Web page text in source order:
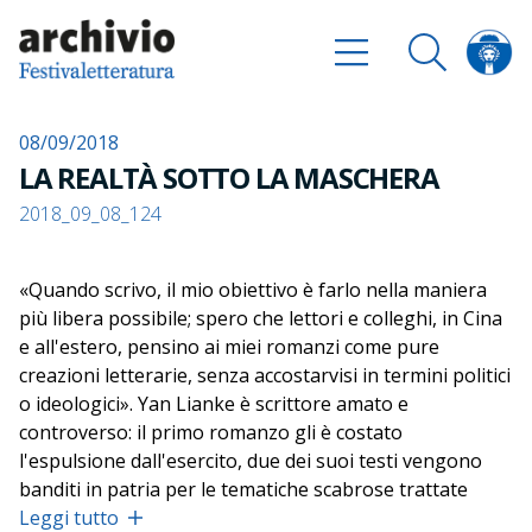
08/09/2018
LA REALTÀ SOTTO LA MASCHERA
2018_09_08_124
«Quando scrivo, il mio obiettivo è farlo nella maniera
più libera possibile; spero che lettori e colleghi, in Cina
e all'estero, pensino ai miei romanzi come pure
creazioni letterarie, senza accostarvisi in termini politici
o ideologici». Yan Lianke è scrittore amato e
controverso: il primo romanzo gli è costato
l'espulsione dall'esercito, due dei suoi testi vengono
banditi in patria per le tematiche scabrose trattate
(Servire il popolo
Leggi tutto